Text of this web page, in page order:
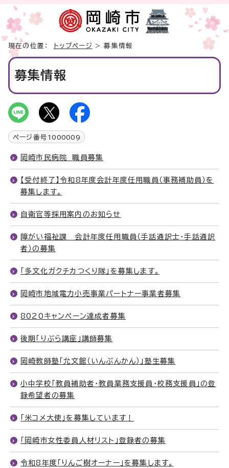
現在の位置： トップページ > 募集情報
募集情報
ページ番号 1000009
岡崎市民病院 職員募集
【受付終了】令和8年度会計年度任用職員（事務補助員）を
募集します。
自衛官等採用案内のお知らせ
障がい福祉課 会計年度任用職員（手話通訳士・手話通訳
者）の募集
「多文化ガクチカつくり隊」を募集します。
岡崎市地域電力小売事業パートナー事業者募集
8020キャンペーン達成者募集
後期「りぶら講座」講師募集
岡崎教師塾「允文館（いんぶんかん）」塾生募集
小中学校「教員補助者・教員業務支援員・校務支援員」の登
録希望者の募集
「米コメ大使」を募集しています！
「岡崎市女性委員人材リスト」登録者の募集
令和8年度「りんご樹オーナー」を募集します。